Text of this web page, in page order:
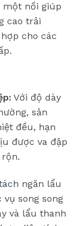
một nồi giúp
cao trải
cho các
Với độ dày
sản
đều, hạn
được va đập
ngăn lẩu
song song
và lẩu thanh